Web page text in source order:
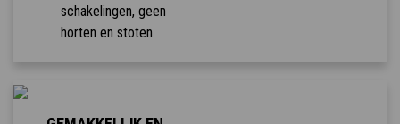
schakelingen, geen
horten en stoten.